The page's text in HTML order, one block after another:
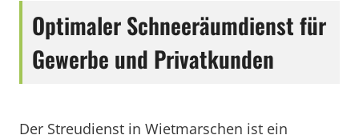
Optimaler Schneeräumdienst für
Gewerbe und Privatkunden
Der Streudienst in Wietmarschen ist ein